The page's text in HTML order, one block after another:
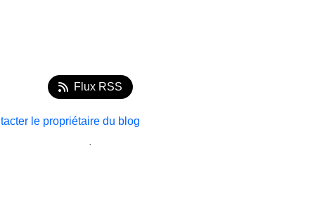
Flux RSS
le propriétaire du blog
.